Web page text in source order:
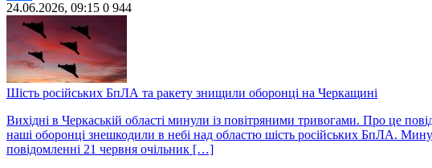
Share
24.06.2026, 09:15 0 944
Шість російських БпЛА та ракету знищили оборонці на Черкащині
Вихідні в Черкаській області минули із повітряними тривогами. Про це
наші оборонці знешкодили в небі над областю шість російських БпЛА.
повідомленні 21 червня очільник […]